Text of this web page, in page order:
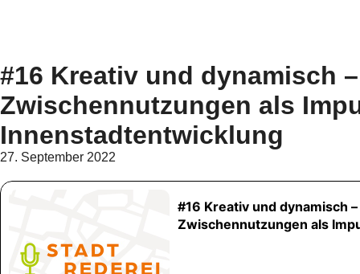
#16 Kreativ und dynamisch –
Zwischennutzungen als
Innenstadtentwicklung
27. September 2022